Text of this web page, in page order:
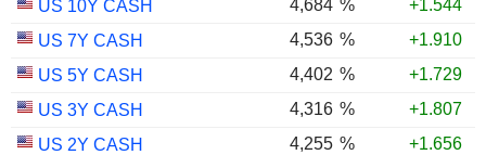
US 10Y CASH
4,684 %
+1.544
US 7Y CASH
4,536 %
+1.910
US 5Y CASH
4,402 %
+1.729
US 3Y CASH
4,316 %
+1.807
US 2Y CASH
4,255 %
+1.656